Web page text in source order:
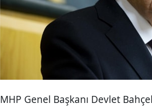
MHP Genel Başkanı Devlet